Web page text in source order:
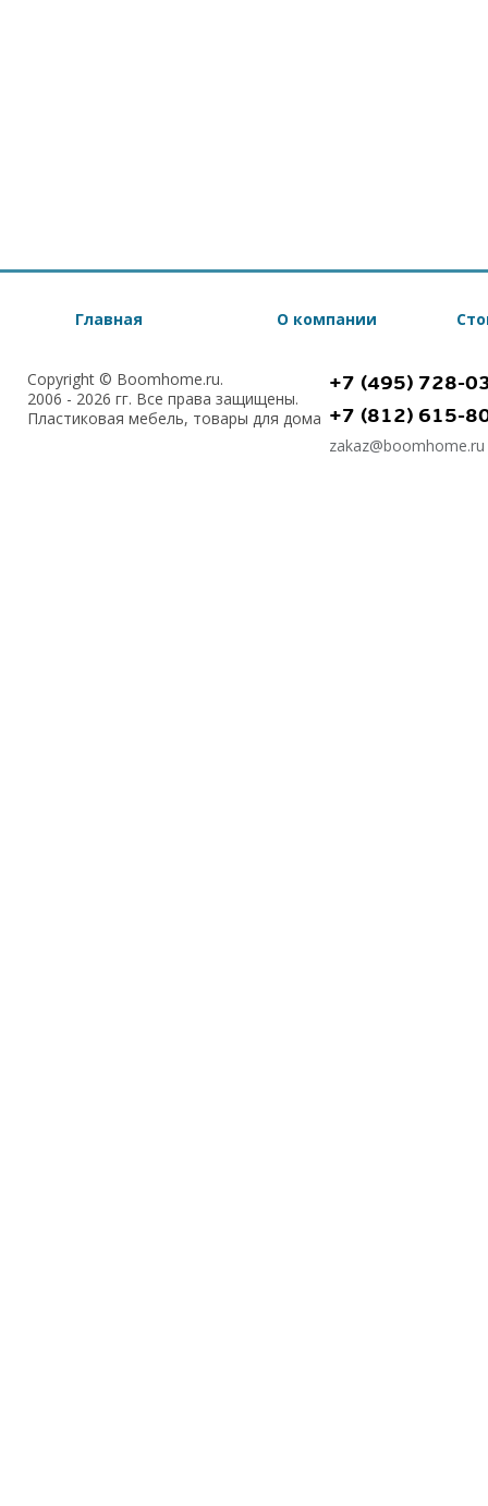
Главная О компании
Copyright © Boomhome.ru.
2006 - 2026 гг. Все права защищены.
Пластиковая мебель, товары для дома
+7 (495) 728-
+7 (812) 615-
zakaz@boomhome.ru